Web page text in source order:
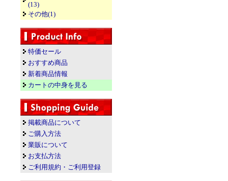
(13)
その他(1)
特価セール
おすすめ商品
新着商品情報
カートの中身を見る
掲載商品について
ご購入方法
業販について
お支払方法
ご利用規約・ご利用登録